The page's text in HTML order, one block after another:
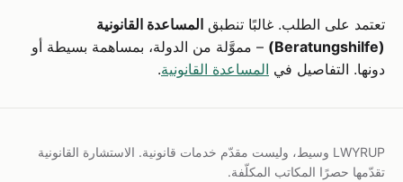
تعتمد على الطلب. غالبًا تنطبق المساعدة القانونية
(Beratungshilfe)
– مموَّلة من الدولة، بمساهمة بسيطة أو
دونها. التفاصيل في المساعدة القانونية.
‏LWYRUP وسيط، وليست مقدّم خدمات قانونية. الاستشارة القانونية
تقدّمها حصرًا المكاتب المكلّفة.